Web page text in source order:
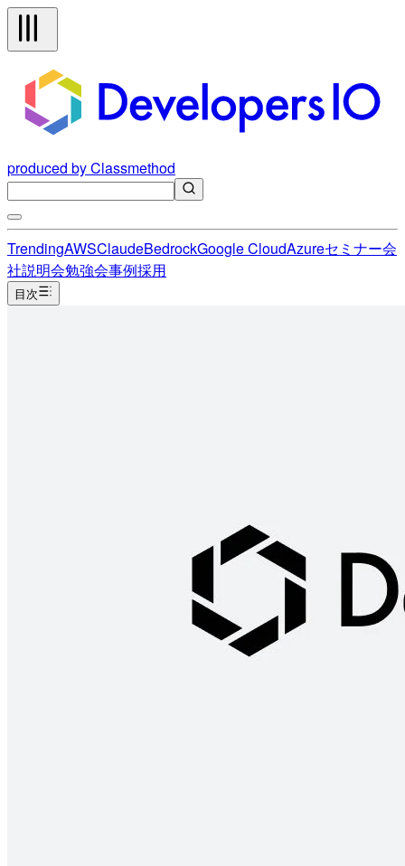
produced by Classmethod
TrendingAWSClaudeBedrockGoogle CloudAzureセミナー会
社説明会勉強会事例採用
目次